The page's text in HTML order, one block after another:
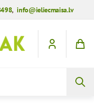
,info@ieliecmaisa.lv